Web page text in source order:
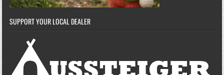
SUPPORT YOUR LOCAL DEALER